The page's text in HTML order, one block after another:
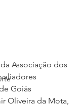
Associação dos
Goiás
Oliveira da Mota,